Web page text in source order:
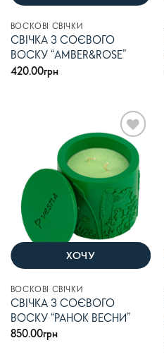
ВОСКОВІ СВІЧКИ
СВІЧКА З СОЄВОГО
ВОСКУ “AMBER&ROSE”
420.00грн
ХОЧУ
В
список
бажань
ВОСКОВІ СВІЧКИ
СВІЧКА З СОЄВОГО
ВОСКУ “РАНОК ВЕСНИ”
850.00грн